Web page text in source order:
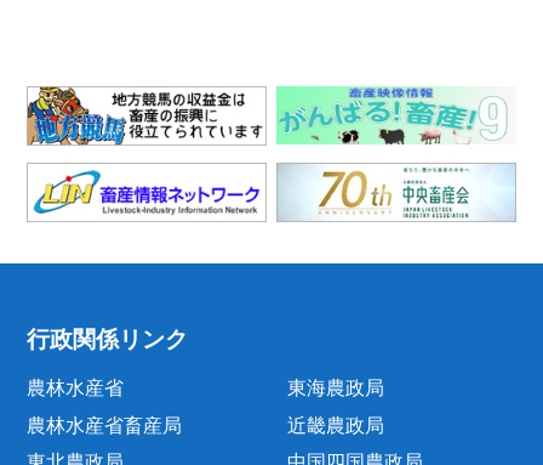
行政関係リンク
農林水産省
農林水産省畜産局
東海農政局
近畿農政局